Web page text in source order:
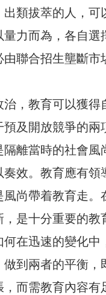
出類拔萃的人，可
力而為，各自選
聯合招生壟斷市
，教育可以獲得
預及開放競爭的兩
離當時的社會風
效。教育應有領
尚帶着教育走。
，是十分重要的教
何在迅速的變化中
到兩者的平衡，
而需教育內容有